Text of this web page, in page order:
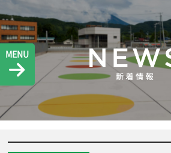
MENU